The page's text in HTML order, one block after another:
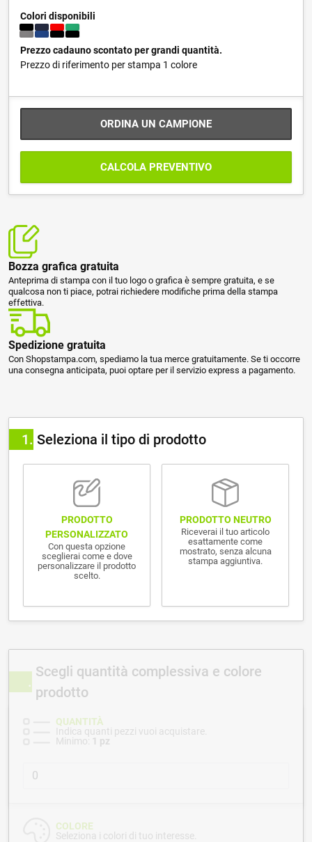
Colori disponibili
Prezzo cadauno scontato per grandi quantità.
Prezzo di riferimento per stampa 1 colore
ORDINA UN CAMPIONE
CALCOLA PREVENTIVO
Bozza grafica gratuita
Anteprima di stampa con il tuo logo o grafica è sempre gratuita, e se
qualcosa non ti piace, potrai richiedere modifiche prima della stampa
effettiva.
Spedizione gratuita
Con Shopstampa.com, spediamo la tua merce gratuitamente. Se ti occorre
una consegna anticipata, puoi optare per il servizio express a pagamento.
1 Seleziona il tipo di prodotto
PRODOTTO
PERSONALIZZATO
Con questa opzione
sceglierai come e dove
personalizzare il prodotto
scelto.
PRODOTTO NEUTRO
Riceverai il tuo articolo
esattamente come
mostrato, senza alcuna
stampa aggiuntiva.
Scegli quantità complessiva e colore
prodotto
QUANTITÀ
Indica quanti pezzi vuoi acquistare.
Minimo: 1 pz
COLORE
Seleziona i colori di tuo interesse.